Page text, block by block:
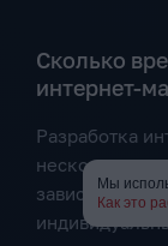
Сколько
интернет-
Разработка
нескольких
зависимости
Мы
Как это